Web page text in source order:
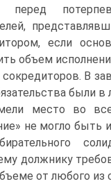
перед
если
объем
В
были в
место во
не могло быть
должнику
от любого из